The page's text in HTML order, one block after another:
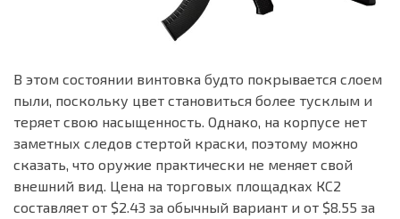
В этом состоянии винтовка будто покрывается слоем
пыли, поскольку цвет становиться более тусклым и
теряет свою насыщенность. Однако, на корпусе нет
заметных следов стертой краски, поэтому можно
сказать, что оружие практически не меняет свой
внешний вид. Цена на торговых площадках КС2
составляет от $2.43 за обычный вариант и от $8.55 за